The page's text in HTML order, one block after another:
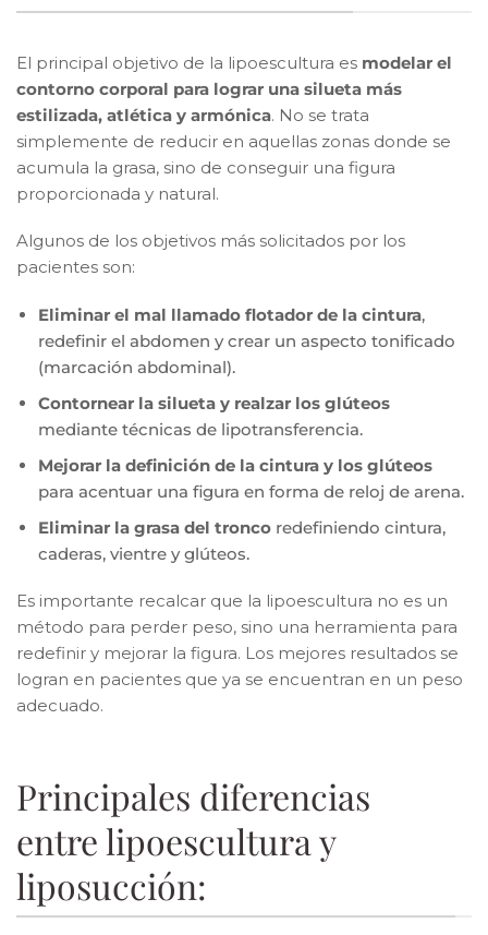
El principal objetivo de la lipoescultura es modelar el
contorno corporal para lograr una silueta más
estilizada, atlética y armónica. No se trata
simplemente de reducir en aquellas zonas donde se
acumula la grasa, sino de conseguir una figura
proporcionada y natural.
Algunos de los objetivos más solicitados por los
pacientes son:
Eliminar el mal llamado flotador de la cintura,
redefinir el abdomen y crear un aspecto tonificado
(marcación abdominal).
Contornear la silueta y realzar los glúteos
mediante técnicas de lipotransferencia.
Mejorar la definición de la cintura y los glúteos
para acentuar una figura en forma de reloj de arena.
Eliminar la grasa del troncoredefiniendo cintura,
caderas, vientre y glúteos.
Es importante recalcar que la lipoescultura no es un
método para perder peso, sino una herramienta para
redefinir y mejorar la figura. Los mejores resultados se
logran en pacientes que ya se encuentran en un peso
adecuado.
Principales diferencias
entre lipoescultura y
liposucción: